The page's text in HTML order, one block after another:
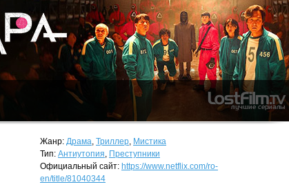
Жанр: Драма, Триллер, Мистика
Тип: Антиутопия, Преступники
Официальный сайт: https://www.netflix.com/ro-
en/title/81040344